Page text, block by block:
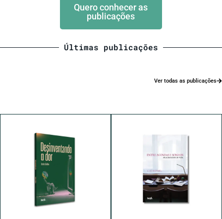
Quero conhecer as
publicações
Últimas publicações
Ver todas as publicações